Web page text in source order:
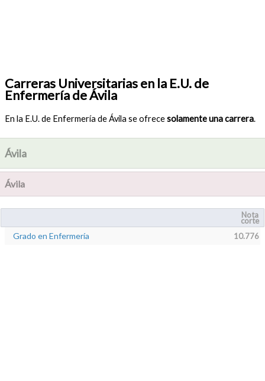
Carreras Universitarias en la E.U. de
Enfermería de Ávila
En la E.U. de Enfermería de Ávila se ofrecesolamente una carrera.
Ávila
Ávila
Nota
corte
Grado en Enfermería 10.776